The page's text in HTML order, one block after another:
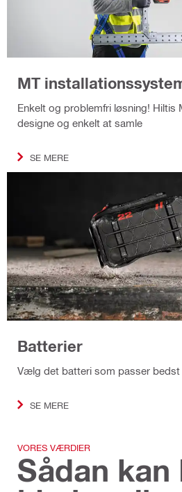
MT
Enkelt og problemfri løsning! Hiltis
designe og enkelt at samle
SE MERE
Batterier
Vælg det batteri som passer
SE MERE
VORES VÆRDIER
Sådan kan